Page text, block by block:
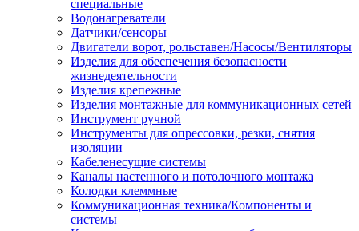
специальные
Водонагреватели
Датчики/сенсоры
Двигатели ворот, рольставен/Насосы/Вентиляторы
Изделия для обеспечения безопасности
жизнедеятельности
Изделия крепежные
Изделия монтажные для коммуникационных сетей
Инструмент ручной
Инструменты для опрессовки, резки, снятия
изоляции
Кабеленесущие системы
Каналы настенного и потолочного монтажа
Колодки клеммные
Коммуникационная техника/Компоненты и
системы